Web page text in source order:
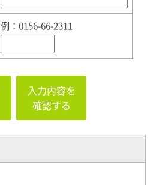
例：0156-66-2311
入力内容を
確認する